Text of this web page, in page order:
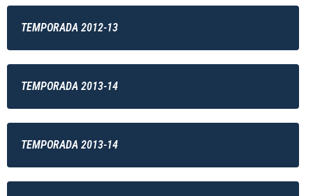
TEMPORADA 2012-13
TEMPORADA 2013-14
TEMPORADA 2013-14